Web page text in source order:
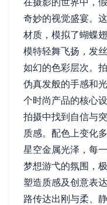
奇妙的视觉盛宴。
材质，模拟了蝴蝶
模特轻舞飞扬，发
如幻的色彩层次。
伪真发般的手感和
个时尚产品的核心
拍摄中找到自信与
质感。配色上变化
星空金属光泽，每
梦想游弋的氛围，
塑造质感及创意表
路传达出刚与柔、